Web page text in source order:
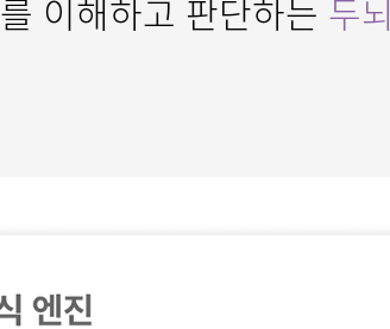
를 이해하고 판단하는 두뇌